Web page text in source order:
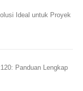
Ideal untuk Proyek
Panduan Lengkap